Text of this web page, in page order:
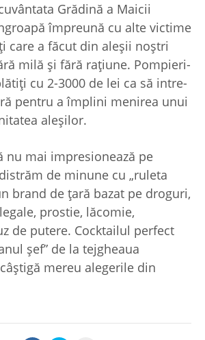
Grădină a Maicii
împreună cu alte victime
care a făcut din aleşii noştri
milă şi fără raţiune. Pompieri-
cu 2-3000 de lei ca să intre-
pentru a împlini menirea unui
aleşilor.
nu mai impresionează pe
de minune cu „ruleta
brand de ţară bazat pe droguri,
prostie, lăcomie,
de putere. Cocktailul perfect
şef” de la tejgheaua
mereu alegerile din